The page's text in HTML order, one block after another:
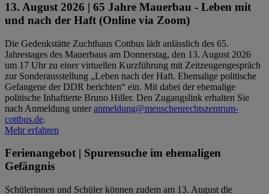
13. August 2026 | 65 Jahre Mauerbau - Leben mit
und nach der Haft (Online via Zoom)
Die Gedenkstätte Zuchthaus Cottbus lädt anlässlich des 65.
Jahrestages des Mauerbaus am Donnerstag, den 13. August 2026
um 17 Uhr zu einer virtuellen Kurzführung mit Zeitzeugengespräch
zur Sonderausstellung „Leben nach der Haft. Ehemalige politische
Gefangene der DDR berichten“ ein. Mit dabei der ehemalige
politische Inhaftierte Bruno Hiller. Den Zugangslink erhalten Sie
nach Anmeldung unteranmeldung@menschenrechtszentrum-
cottbus.de.
Mehr erfahren
Ferienangebot | Spurensuche im ehemaligen
Gefängnis
Schülerinnen und Schüler können zudem am 13. August die